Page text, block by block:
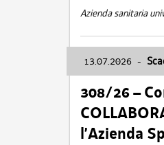
Azienda sanitaria
13.07.2026 -
308/26 –
l’Azienda